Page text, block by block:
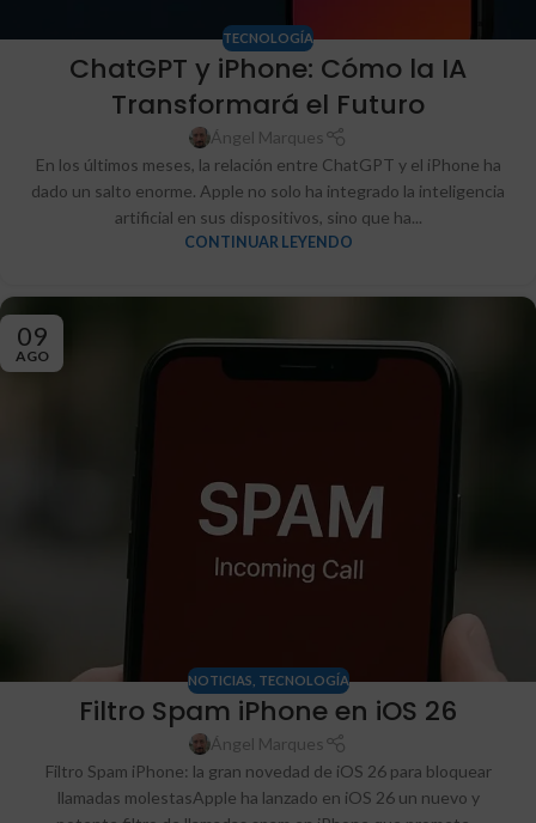
TECNOLOGÍA
ChatGPT y iPhone: Cómo la IA
Transformará el Futuro
Ángel Marques
En los últimos meses, la relación entre ChatGPT y el iPhone ha
dado un salto enorme. Apple no solo ha integrado la inteligencia
artificial en sus dispositivos, sino que ha...
CONTINUAR LEYENDO
09
AGO
NOTICIAS TECNOLOGÍA
Filtro Spam iPhone en iOS 26
Ángel Marques
Filtro Spam iPhone: la gran novedad de iOS 26 para bloquear
llamadas molestasApple ha lanzado en iOS 26 un nuevo y